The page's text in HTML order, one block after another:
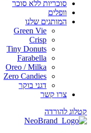
סוכריות ללא סוכר
וופלים
המותגים שלנו
Green Vie
Crisp
Tiny Donuts
Farabella
Oreo / Milka
Zero Candies
דגני בוקר
צרו קשר
להורדה